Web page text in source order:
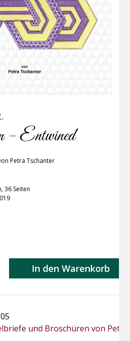
– Entwined
Petra Tschanter
36 Seiten
In den Warenkorb
und Broschüren von